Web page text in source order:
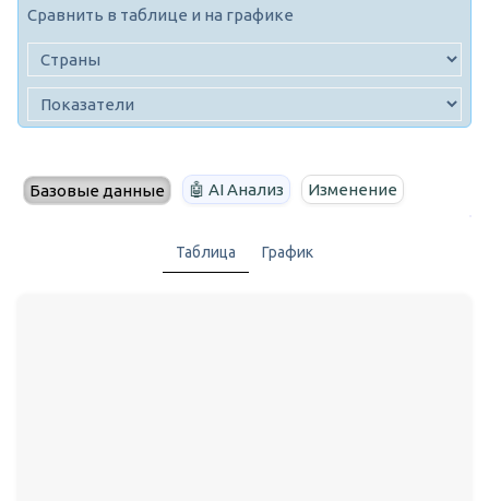
Сравнить в таблице и на графике
Базовые данные 🤖 AI Анализ Изменение
Таблица График